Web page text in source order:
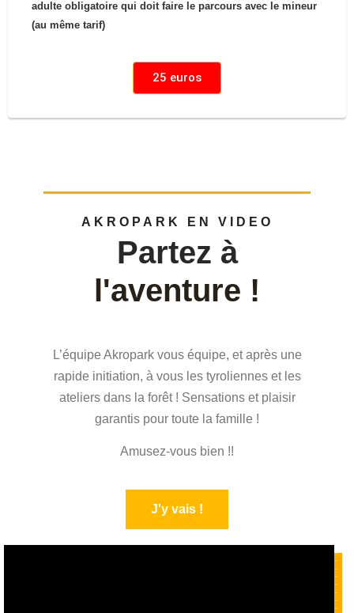
adulte obligatoire qui doit faire le parcours avec le mineur
(au même tarif)
25 euros
AKROPARK EN VIDEO
Partez à
l'aventure !
L’équipe Akropark vous équipe, et après une
rapide initiation, à vous les tyroliennes et les
ateliers dans la forêt ! Sensations et plaisir
garantis pour toute la famille !
Amusez-vous bien !!
J'y vais !